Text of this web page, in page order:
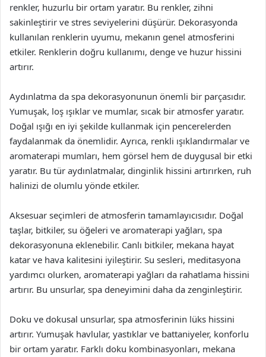
renkler, huzurlu bir ortam yaratır. Bu renkler, zihni
sakinleştirir ve stres seviyelerini düşürür. Dekorasyonda
kullanılan renklerin uyumu, mekanın genel atmosferini
etkiler. Renklerin doğru kullanımı, denge ve huzur hissini
artırır.
Aydınlatma da spa dekorasyonunun önemli bir parçasıdır.
Yumuşak, loş ışıklar ve mumlar, sıcak bir atmosfer yaratır.
Doğal ışığı en iyi şekilde kullanmak için pencerelerden
faydalanmak da önemlidir. Ayrıca, renkli ışıklandırmalar ve
aromaterapi mumları, hem görsel hem de duygusal bir etki
yaratır. Bu tür aydınlatmalar, dinginlik hissini artırırken, ruh
halinizi de olumlu yönde etkiler.
Aksesuar seçimleri de atmosferin tamamlayıcısıdır. Doğal
taşlar, bitkiler, su öğeleri ve aromaterapi yağları, spa
dekorasyonuna eklenebilir. Canlı bitkiler, mekana hayat
katar ve hava kalitesini iyileştirir. Su sesleri, meditasyona
yardımcı olurken, aromaterapi yağları da rahatlama hissini
artırır. Bu unsurlar, spa deneyimini daha da zenginleştirir.
Doku ve dokusal unsurlar, spa atmosferinin lüks hissini
artırır. Yumuşak havlular, yastıklar ve battaniyeler, konforlu
bir ortam yaratır. Farklı doku kombinasyonları, mekana